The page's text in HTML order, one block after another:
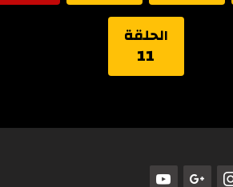
الحلقة
11